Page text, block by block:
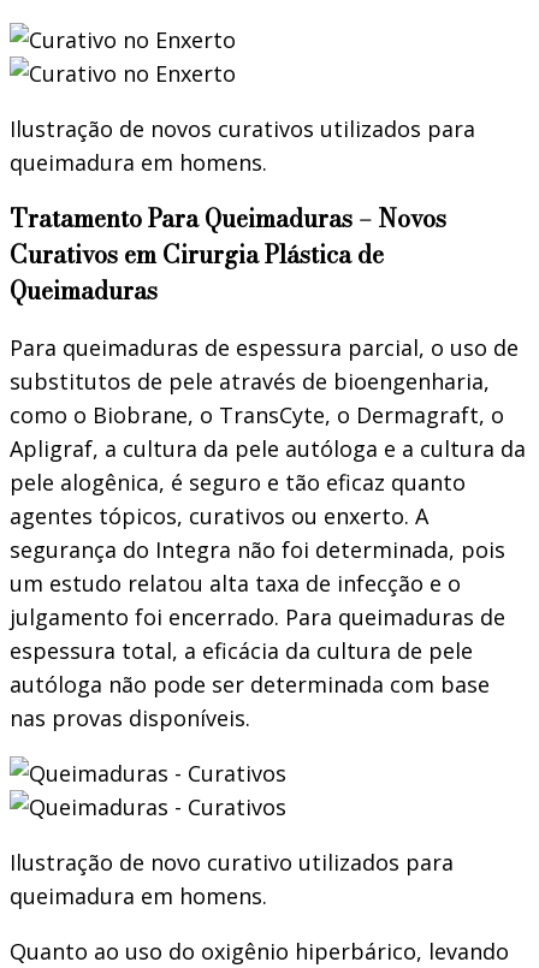
Ilustração de novos curativos utilizados para
queimadura em homens.
Tratamento Para Queimaduras – Novos
Curativos em Cirurgia Plástica de
Queimaduras
Para queimaduras de espessura parcial, o uso de
substitutos de pele através de bioengenharia,
como o Biobrane, o TransCyte, o Dermagraft, o
Apligraf, a cultura da pele autóloga e a cultura da
pele alogênica, é seguro e tão eficaz quanto
agentes tópicos, curativos ou enxerto. A
segurança do Integra não foi determinada, pois
um estudo relatou alta taxa de infecção e o
julgamento foi encerrado. Para queimaduras de
espessura total, a eficácia da cultura de pele
autóloga não pode ser determinada com base
nas provas disponíveis.
Ilustração de novo curativo utilizados para
queimadura em homens.
Quanto ao uso do oxigênio hiperbárico, levando